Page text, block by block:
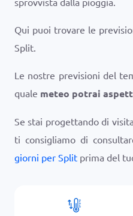
Qui puoi trovare le
Split.
Le nostre previsioni del
quale meteo potrai
Se stai progettando di
ti consigliamo di
giorni per Split prima del